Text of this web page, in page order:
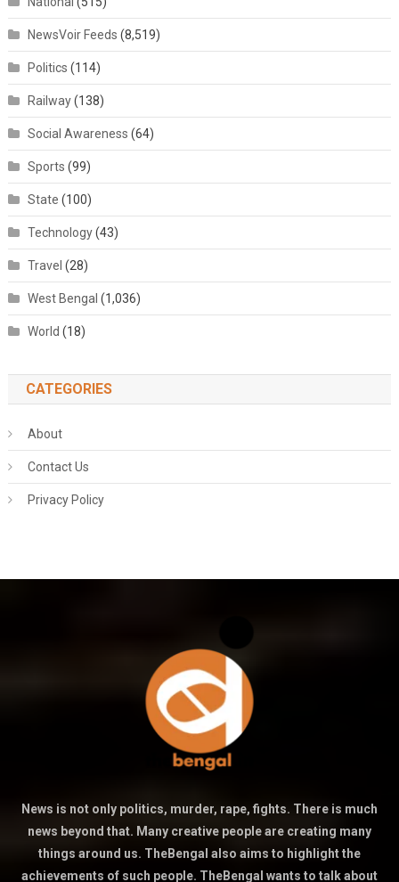
NewsVoir Feeds (8,519)
Politics (114)
Railway(138)
Social Awareness (64)
Sports (99)
State (100)
Technology(43)
Travel (28)
West Bengal (1,036)
World (18)
CATEGORIES
About
Contact Us
Privacy Policy
News is not only politics, murder, rape, fights. There is much
news beyond that. Many creative people are creating many
things around us. TheBengal also aims to highlight the
achievements of such people. TheBengal wants to talk about